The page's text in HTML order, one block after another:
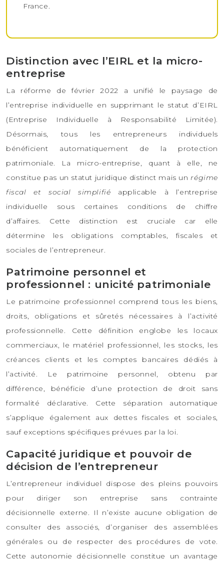
France.
Distinction avec l’EIRL et la micro-
entreprise
La réforme de février 2022 a unifié le paysage de
l’entreprise individuelle en supprimant le statut d’EIRL
(Entreprise Individuelle à Responsabilité Limitée).
Désormais, tous les entrepreneurs individuels
bénéficient automatiquement de la protection
patrimoniale. La micro-entreprise, quant à elle, ne
constitue pas un statut juridique distinct mais unrégime
fiscal et social simplifié applicable à l’entreprise
individuelle sous certaines conditions de chiffre
d’affaires. Cette distinction est cruciale car elle
détermine les obligations comptables, fiscales et
sociales de l’entrepreneur.
Patrimoine personnel et
professionnel : unicité patrimoniale
Le patrimoine professionnel comprend tous les biens,
droits, obligations et sûretés nécessaires à l’activité
professionnelle. Cette définition englobe les locaux
commerciaux, le matériel professionnel, les stocks, les
créances clients et les comptes bancaires dédiés à
l’activité. Le patrimoine personnel, obtenu par
différence, bénéficie d’une protection de droit sans
formalité déclarative. Cette séparation automatique
s’applique également aux dettes fiscales et sociales,
sauf exceptions spécifiques prévues par la loi.
Capacité juridique et pouvoir de
décision de l’entrepreneur
L’entrepreneur individuel dispose des pleins pouvoirs
pour diriger son entreprise sans contrainte
décisionnelle externe. Il n’existe aucune obligation de
consulter des associés, d’organiser des assemblées
générales ou de respecter des procédures de vote.
Cette autonomie décisionnelle constitue un avantage